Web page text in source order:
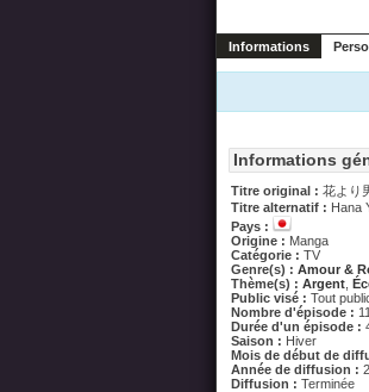
Informations
Informations
Titre original : 花より
Titre alternatif : Hana
Pays :
Origine : Manga
Catégorie : TV
Genre(s) : Amour &
Thème(s) : Argent
Public visé : Tout
Nombre d'épisode : 11
Durée d'un épisode :
Saison : Hiver
Mois de début de
Année de diffusion :
Diffusion : Terminée